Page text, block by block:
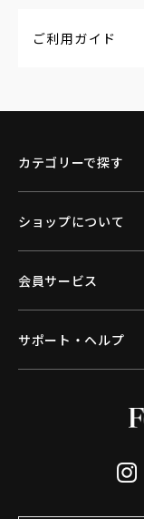
ご利用ガイド
カテゴリーで探す
ショップについて
会員サービス
サポート・ヘルプ